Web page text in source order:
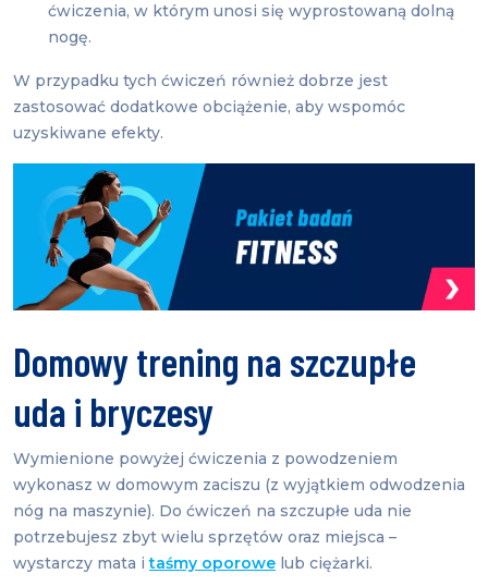
ćwiczenia, w którym unosi się wyprostowaną dolną
nogę.
W przypadku tych ćwiczeń również dobrze jest
zastosować dodatkowe obciążenie, aby wspomóc
uzyskiwane efekty.
Domowy trening na szczupłe
uda i bryczesy
Wymienione powyżej ćwiczenia z powodzeniem
wykonasz w domowym zaciszu (z wyjątkiem odwodzenia
nóg na maszynie). Do ćwiczeń na szczupłe uda nie
potrzebujesz zbyt wielu sprzętów oraz miejsca –
wystarczy mata itaśmy oporowe lub ciężarki.